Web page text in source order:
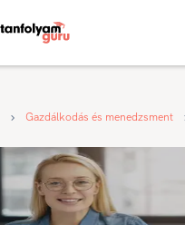
Gazdálkodás és menedzsment